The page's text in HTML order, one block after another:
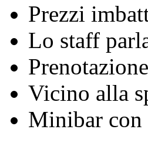
Prezzi
Lo staff
Vicino alla
Minibar